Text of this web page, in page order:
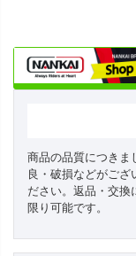
商品の品質につきま
良・破損などがござ
ださい。返品・交換
限り可能です。